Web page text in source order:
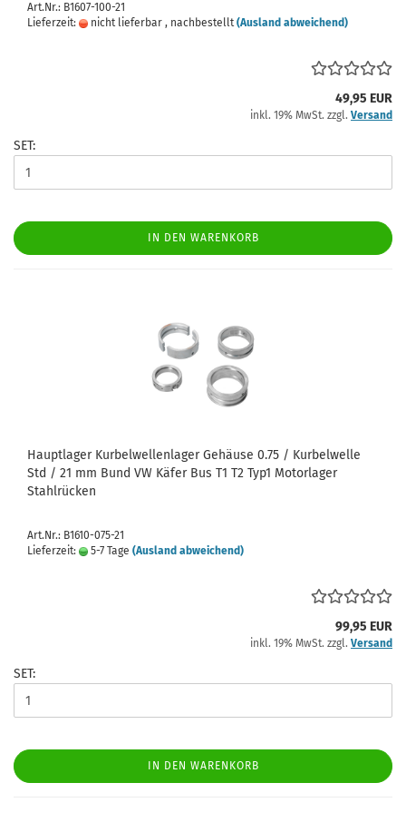
Art.Nr.: B1607-100-21
Lieferzeit:
nicht lieferbar , nachbestellt (Ausland abweichend)
49,95 EUR
inkl. 19% MwSt. zzgl. Versand
SET:
IN DEN WARENKORB
Hauptlager Kurbelwellenlager Gehäuse 0.75 / Kurbelwelle
Std / 21 mm Bund VW Käfer Bus T1 T2 Typ1 Motorlager
Stahlrücken
Art.Nr.: B1610-075-21
Lieferzeit:
5-7 Tage (Ausland abweichend)
99,95 EUR
inkl. 19% MwSt. zzgl. Versand
SET:
IN DEN WARENKORB